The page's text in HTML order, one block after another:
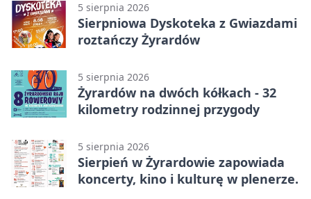
5 sierpnia 2026
Sierpniowa Dyskoteka z Gwiazdami
roztańczy Żyrardów
5 sierpnia 2026
Żyrardów na dwóch kółkach - 32
kilometry rodzinnej przygody
5 sierpnia 2026
Sierpień w Żyrardowie zapowiada
koncerty, kino i kulturę w plenerze.